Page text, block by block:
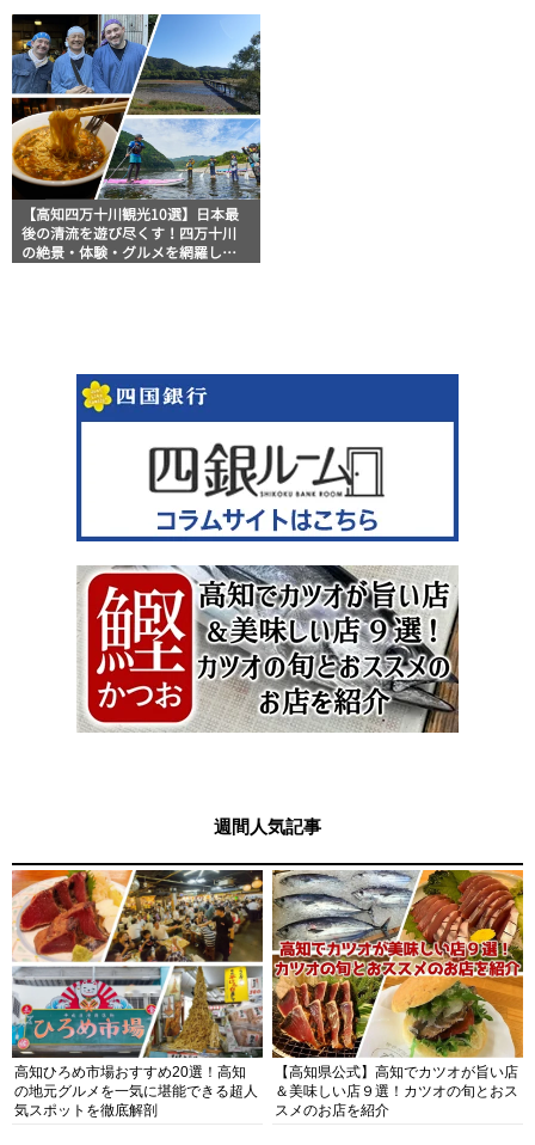
【高知四万十川観光10選】日本最
後の清流を遊び尽くす！四万十川
の絶景・体験・グルメを網羅した
週間人気記事
高知ひろめ市場おすすめ20選！高知
の地元グルメを一気に堪能できる超人
気スポットを徹底解剖
【高知県公式】高知でカツオが旨い店
＆美味しい店９選！カツオの旬とおス
スメのお店を紹介